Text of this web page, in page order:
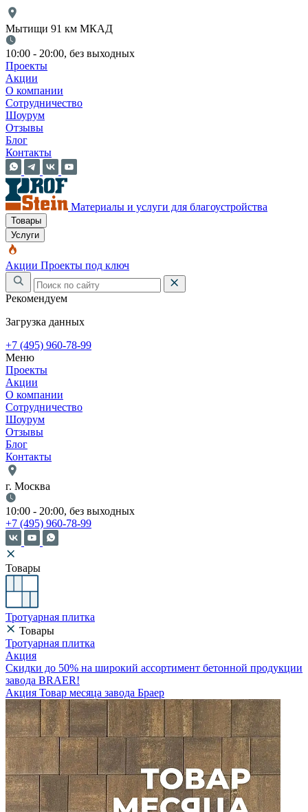
Мытищи 91 км МКАД
10:00 - 20:00, без выходных
Проекты
Акции
О компании
Сотрудничество
Шоурум
Отзывы
Блог
Контакты
Материалы и услуги для благоустройства
Товары
Услуги
Акции Проекты под ключ
Рекомендуем
Загрузка данных
+7 (495) 960-78-99
Меню
Проекты
Акции
О компании
Сотрудничество
Шоурум
Отзывы
Блог
Контакты
г. Москва
10:00 - 20:00, без выходных
+7 (495) 960-78-99
Товары
Тротуарная плитка
Товары
Тротуарная плитка
Акция
Скидки до 50% на широкий ассортимент бетонной продукции
завода BRAER!
Акция Товар месяца завода Браер